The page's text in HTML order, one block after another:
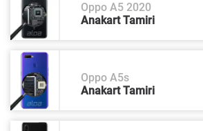
Oppo A5 2020
Anakart Tamiri
Oppo A5s
Anakart Tamiri